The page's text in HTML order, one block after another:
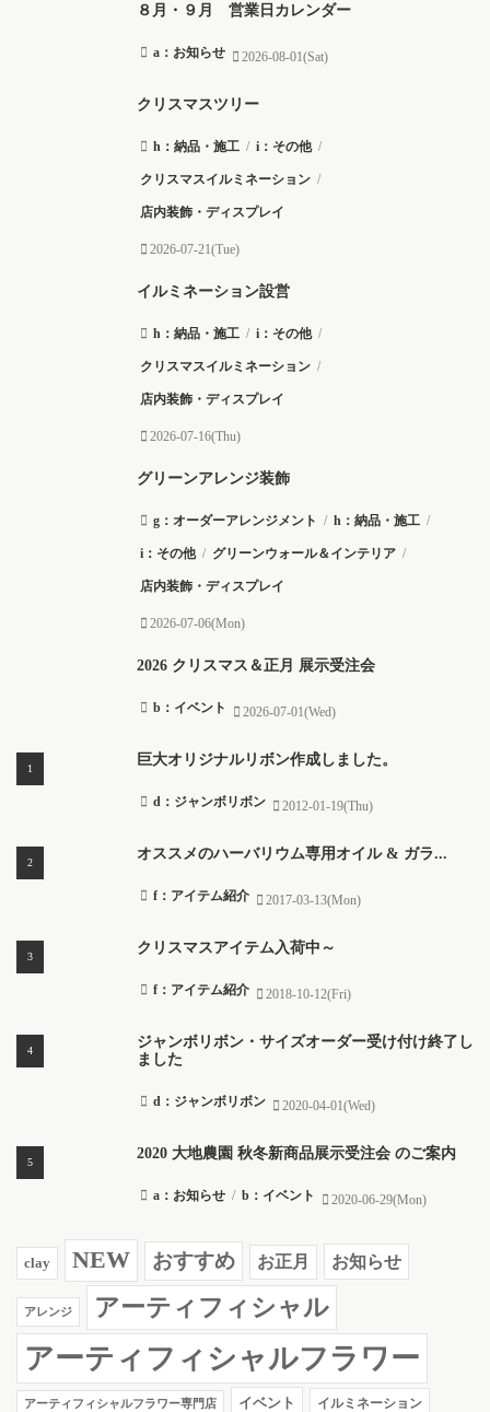
８月・９月 営業日カレンダー
a：お知らせ 2026-08-01(Sat)
クリスマスツリー
h：納品・施工 / i：その他 /
クリスマスイルミネーション /
店内装飾・ディスプレイ
2026-07-21(Tue)
イルミネーション設営
h：納品・施工 / i：その他 /
クリスマスイルミネーション /
店内装飾・ディスプレイ
2026-07-16(Thu)
グリーンアレンジ装飾
g：オーダーアレンジメント / h：納品・施工 /
i：その他 / グリーンウォール＆インテリア /
店内装飾・ディスプレイ
2026-07-06(Mon)
2026 クリスマス＆正月 展示受注会
b：イベント 2026-07-01(Wed)
巨大オリジナルリボン作成しました。
2012-01-19(Thu)
d：ジャンボリボン
オススメのハーバリウム専用オイル & ガラ...
2017-03-13(Mon)
f：アイテム紹介
クリスマスアイテム入荷中～
2018-10-12(Fri)
f：アイテム紹介
ジャンボリボン・サイズオーダー受け付け終了し
ました
2020-04-01(Wed)
d：ジャンボリボン
2020 大地農園 秋冬新商品展示受注会 のご案内
2020-06-29(Mon)
a：お知らせ / b：イベント
clay NEW おすすめ お正月 お知らせ
アレンジ アーティフィシャル
アーティフィシャルフラワー
アーティフィシャルフラワー専門店 イベント イルミネーション